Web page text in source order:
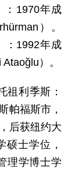
：1970年成
）。
：1992年成
）。
祖利季斯：
帕福斯市，
后获纽约大
硕士学位，
理学博士学